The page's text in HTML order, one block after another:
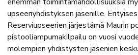
enemmän toimintamahdollisuuksia
upseeriyhdistyksen jäsenille.
Reserviupseerien järjestämä Maurin
pistooliampumakilpailu on vuosi
molempien yhdistysten jäsenien